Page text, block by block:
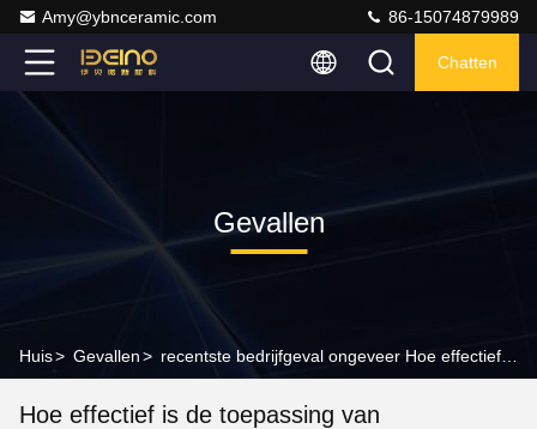
Amy@ybnceramic.com 86-15074879989
Chatten
Gevallen
Huis> Gevallen>
Hoe effectief is de toepassing van